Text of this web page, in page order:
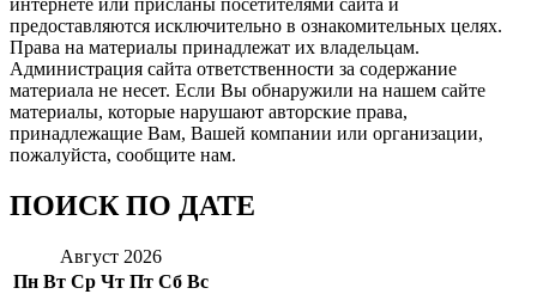
интернете или присланы посетителями сайта и
предоставляются исключительно в ознакомительных целях.
Права на материалы принадлежат их владельцам.
Администрация сайта ответственности за содержание
материала не несет. Если Вы обнаружили на нашем сайте
материалы, которые нарушают авторские права,
принадлежащие Вам, Вашей компании или организации,
пожалуйста, сообщите нам.
ПОИСК ПО ДАТЕ
Август 2026
Пн Вт Ср Чт Пт Сб Вс